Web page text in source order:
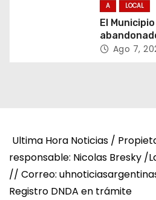
A LOCAL
El
Olmos y el
Ago 7,
Ultima Hora Noticias /
responsable: Nicolas Bresky /
// Correo:
Registro DNDA en trámite